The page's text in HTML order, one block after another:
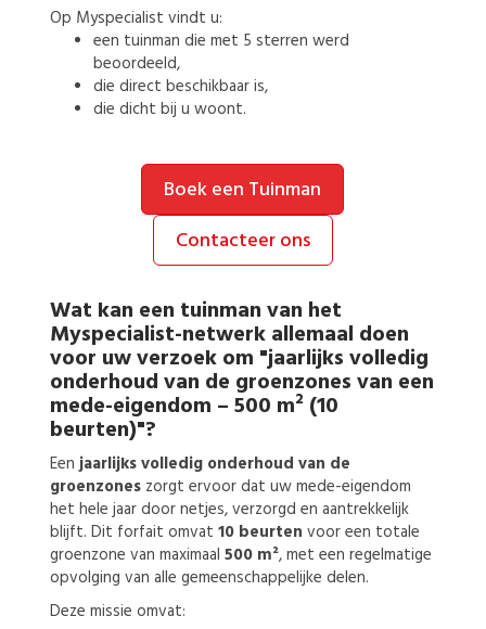
Op Myspecialist vindt u:
een tuinman die met 5 sterren werd
beoordeeld,
die direct beschikbaar is,
die dicht bij u woont.
Boek een Tuinman
Contacteer ons
Wat kan een tuinman van het
Myspecialist-netwerk allemaal doen
voor uw verzoek om "jaarlijks volledig
onderhoud van de groenzones van een
mede-eigendom – 500 m² (10
beurten)"?
Een jaarlijks volledig onderhoud van de
groenzoneszorgt ervoor dat uw mede-eigendom
het hele jaar door netjes, verzorgd en aantrekkelijk
blijft. Dit forfait omvat 10 beurten voor een totale
groenzone van maximaal 500 m², met een regelmatige
opvolging van alle gemeenschappelijke delen.
Deze missie omvat: